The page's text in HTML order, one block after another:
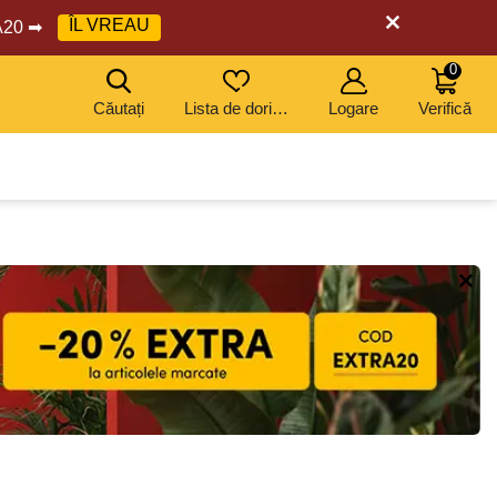
➡ ÎL VREAU
Căutați Lista de dorințe Logare Verifică
0